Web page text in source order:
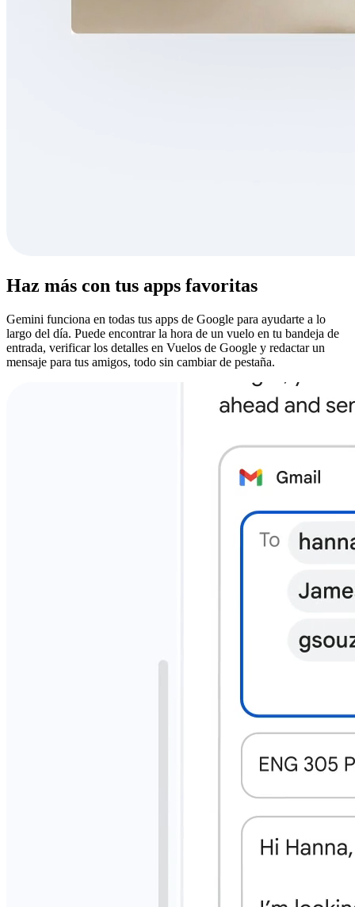
Haz más con tus apps favoritas
Gemini funciona en todas tus apps de Google para ayudarte a lo
largo del día. Puede encontrar la hora de un vuelo en tu bandeja de
entrada, verificar los detalles en Vuelos de Google y redactar un
mensaje para tus amigos, todo sin cambiar de pestaña.